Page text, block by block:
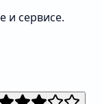
и сервисе.